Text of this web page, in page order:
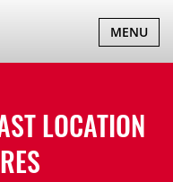
BASCULER
LA
MENU
LOCATION